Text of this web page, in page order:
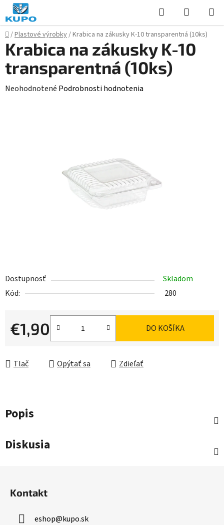
Prejsť
na
obsah
Hľadať
KOŠÍK
Domov
/Plastové výrobky/Krabica na zákusky K-10 transparentná (10ks)
Dostupnosť
Skladom
Kód:
280
€1,90
Jednotková cena:
DO KOŠÍKA
Tlač Opýtať sa Zdieľať
Krabica na zákusky K-10
transparentná (10ks)
Priemerné
Neohodnotené Podrobnosti hodnotenia
Popis
Diskusia
Kontakt
eshop@kupo.sk